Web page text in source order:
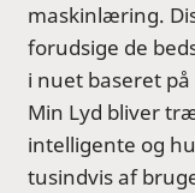
maskinlæring.
forudsige de
i nuet baseret
Min Lyd bliver
intelligente og
tusindvis af